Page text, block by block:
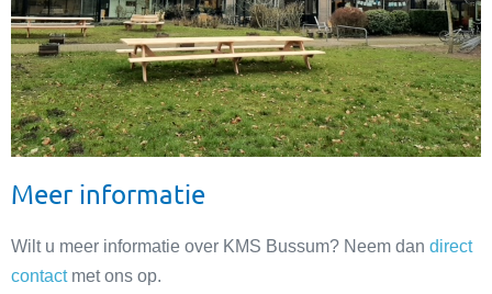
Meer informatie
Wilt u meer informatie over KMS Bussum? Neem dan direct
contactmet ons op.